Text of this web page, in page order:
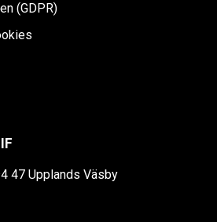
(GDPR)
47 Upplands Väsby